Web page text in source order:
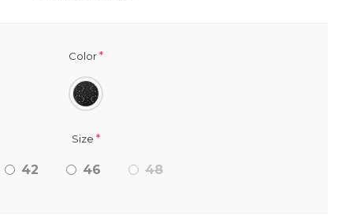
Color*
Size *
42 46 48